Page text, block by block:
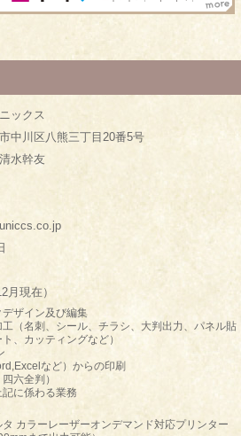
ックス
中川区八熊三丁目20番5号
水幹友
月現在）
デザイン及び編集
（名刺、シール、チラシ、大判出力、パネル貼
、カッティングなど）
など）からの印刷
六全判）
に係わる業務
タ カラーレーザーオンデマンド対応プリンター